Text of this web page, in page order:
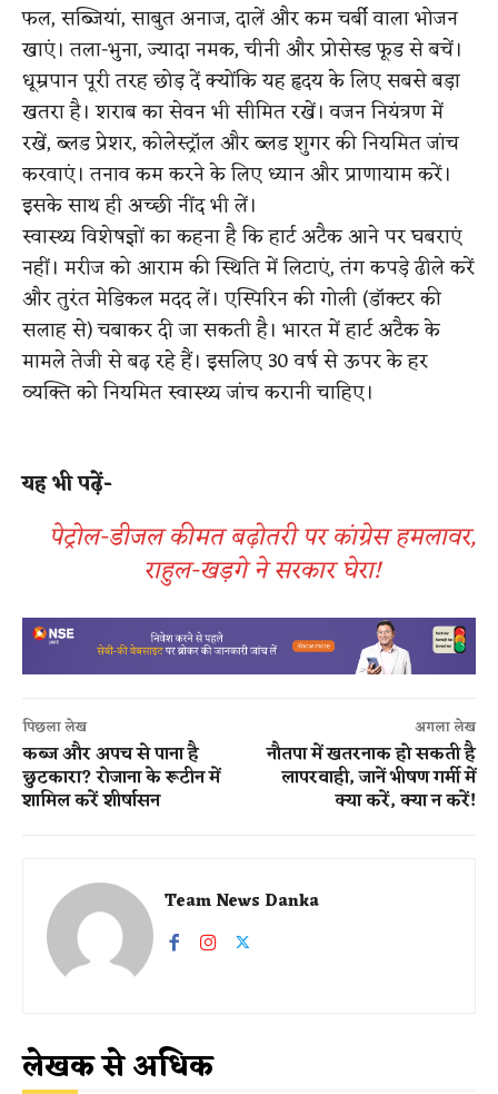
फल, सब्जियां, साबुत अनाज, दालें और कम चर्बी वाला भोजन
खाएं। तला-भुना, ज्यादा नमक, चीनी और प्रोसेस्ड फूड से बचें।
धूम्रपान पूरी तरह छोड़ दें क्योंकि यह हृदय के लिए सबसे बड़ा
खतरा है। शराब का सेवन भी सीमित रखें। वजन नियंत्रण में
रखें, ब्लड प्रेशर, कोलेस्ट्रॉल और ब्लड शुगर की नियमित जांच
करवाएं। तनाव कम करने के लिए ध्यान और प्राणायाम करें।
इसके साथ ही अच्छी नींद भी लें।
स्वास्थ्य विशेषज्ञों का कहना है कि हार्ट अटैक आने पर घबराएं
नहीं। मरीज को आराम की स्थिति में लिटाएं, तंग कपड़े ढीले करें
और तुरंत मेडिकल मदद लें। एस्पिरिन की गोली (डॉक्टर की
सलाह से) चबाकर दी जा सकती है। भारत में हार्ट अटैक के
मामले तेजी से बढ़ रहे हैं। इसलिए 30 वर्ष से ऊपर के हर
व्यक्ति को नियमित स्वास्थ्य जांच करानी चाहिए।
यह भी पढ़ें-
पेट्रोल-डीजल कीमत बढ़ोतरी पर कांग्रेस हमलावर,
राहुल-खड़गे ने सरकार घेरा!
पिछला लेख
कब्ज और अपच से पाना है
छुटकारा? रोजाना के रूटीन में
शामिल करें शीर्षासन
अगला लेख
​नौतपा में खतरनाक हो सकती है
लापरवाही, जानें भीषण गर्मी में
क्या करें, क्या न करें!
Team News Danka
लेखक से अधिक